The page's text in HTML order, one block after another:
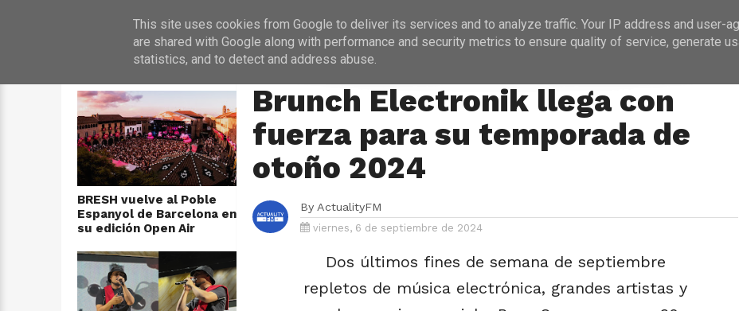
INICIO NOTICIAS PROGRAMACIÓN ENTREVISTAS
BRESH vuelve al Poble
Espanyol de Barcelona en
su edición Open Air
Brunch Electronik llega con
fuerza para su temporada de
otoño 2024
By ActualityFM
viernes, 6 de septiembre de 2024
Dos últimos fines de semana de septiembre
repletos de música electrónica, grandes artistas y
This site uses cookies from Google to deliver its services and to analyze traffic. Your IP address and user-
are shared with Google along with performance and security metrics to ensure quality of service, generate
statistics, and to detect and address abuse.